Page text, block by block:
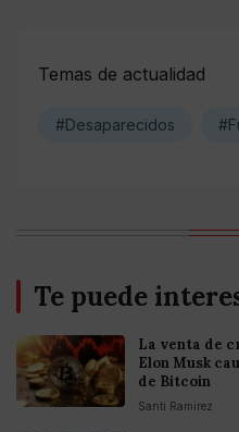
Temas de actualidad
#Desaparecidos
Te puede
La venta de
Elon Musk
de Bitcoin
Santi Ramirez